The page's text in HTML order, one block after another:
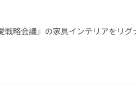
戦略会議』の家具インテリアをリ